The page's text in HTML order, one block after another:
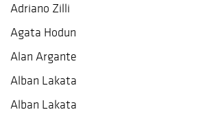
Adriano Zilli
Agata Hodun
Alan Argante
Alban Lakata
Alban Lakata